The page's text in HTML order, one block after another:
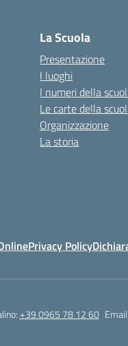
La Scuola
Presentazione
I luoghi
I numeri della
Le carte della
Organizzazione
La storia
Privacy Policy
+39 0965 78 12 60 Email: